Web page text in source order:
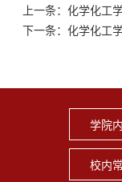
上一条： 化学化工
下一条： 化学化工
学院
校内